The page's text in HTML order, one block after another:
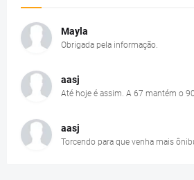
Mayla
Obrigada pela informação.
aasj
Até hoje é assim. A 67 mantém o
aasj
Torcendo para que venha mais